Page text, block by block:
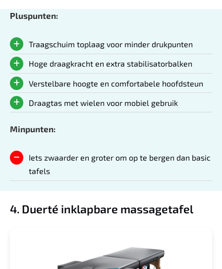
Pluspunten:
Traagschuim toplaag voor minder drukpunten
Hoge draagkracht en extra stabilisatorbalken
Verstelbare hoogte en comfortabele hoofdsteun
Draagtas met wielen voor mobiel gebruik
Minpunten:
Iets zwaarder en groter om op te bergen dan basic
tafels
4. Duerté inklapbare massagetafel